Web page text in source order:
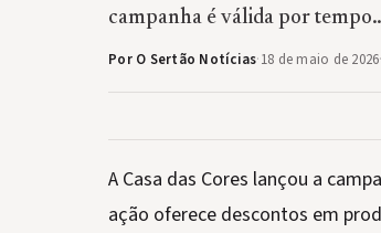
campanha é válida por
Por O Sertão Notícias·18 de maio de 2026·
A Casa das Cores lançou a
ação oferece descontos em